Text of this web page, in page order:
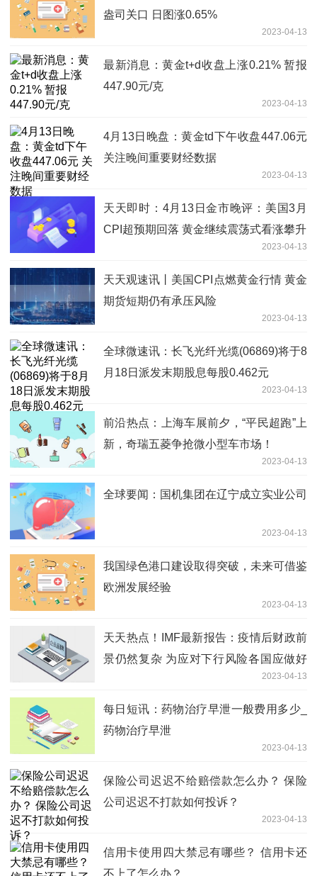
盎司关口 日图涨0.65%
2023-04-13
最新消息：黄金t+d收盘上涨0.21% 暂报
447.90元/克
2023-04-13
4月13日晚盘：黄金td下午收盘447.06元
关注晚间重要财经数据
2023-04-13
天天即时：4月13日金市晚评：美国3月
CPI超预期回落 黄金继续震荡式看涨攀升
2023-04-13
天天观速讯丨美国CPI点燃黄金行情 黄金
期货短期仍有承压风险
2023-04-13
全球微速讯：长飞光纤光缆(06869)将于8
月18日派发末期股息每股0.462元
2023-04-13
前沿热点：上海车展前夕，“平民超跑”上
新，奇瑞五菱争抢微小型车市场！
2023-04-13
全球要闻：国机集团在辽宁成立实业公司
2023-04-13
我国绿色港口建设取得突破，未来可借鉴
欧洲发展经验
2023-04-13
天天热点！IMF最新报告：疫情后财政前
景仍然复杂 为应对下行风险各国应做好
2023-04-13
每日短讯：药物治疗早泄一般费用多少_
药物治疗早泄
2023-04-13
保险公司迟迟不给赔偿款怎么办？ 保险
公司迟迟不打款如何投诉？
2023-04-13
信用卡使用四大禁忌有哪些？ 信用卡还
不上了怎么办？